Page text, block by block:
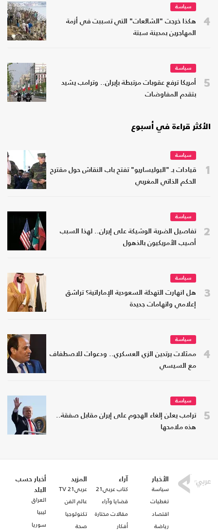
4
سياسة
هكذا خرجت "الشائعات" التي تسببت في أزمة
المهاجرين بمدينة سبتة
5
سياسة
أمريكا ترفع عقوبات مرتبطة بإيران.. وترامب يشيد
بتقدم المفاوضات
الأكثر قراءة في أسبوع
1
سياسة
قيادات بـ "البوليساريو" تفتح باب النقاش حول مقترح
الحكم الذاتي المغربي
2
سياسة
تفاصيل الضربة الوشيكة على إيران.. لهذا السبب
أصيب الأمريكيون بالذهول
3
سياسة
هل انهارت التهدئة السعودية الإماراتية؟ تراشق
إعلامي واتهامات جديدة
4
سياسة
ممثلات يرتدين الزي العسكري.. ودعوات للاصطفاف
مع السيسي
5
سياسة
ترامب يعلن إلغاء الهجوم على إيران مقابل صفقة..
هذه ملامحها
الأخبار
سياسة
تغطيات
اقتصاد
رياضة
آراء
كتاب عربي21
قضايا وآراء
مقالات مختارة
أفكار
المزيد
عربي21 TV
عالم الفن
تكنولوجيا
صحة
أخبار حسب
البلد
العراق
ليبيا
سوريا